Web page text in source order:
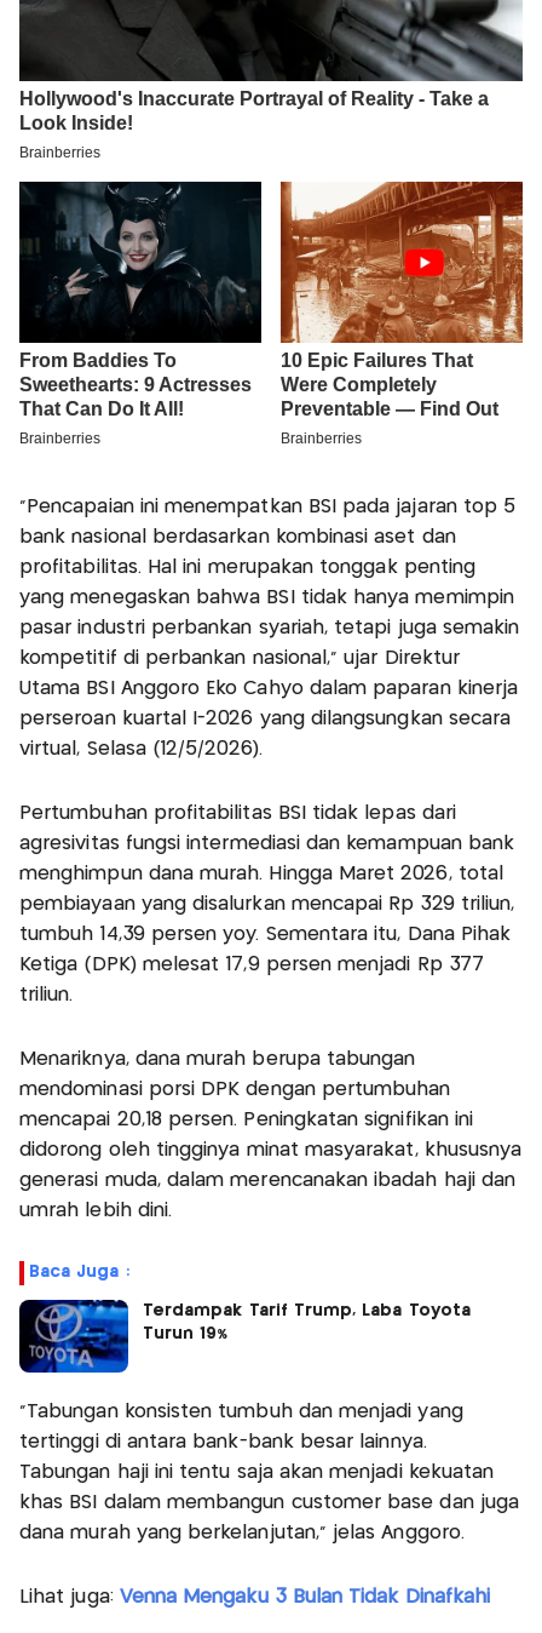
"Pencapaian ini menempatkan BSI pada jajaran top 5
bank nasional berdasarkan kombinasi aset dan
profitabilitas. Hal ini merupakan tonggak penting
yang menegaskan bahwa BSI tidak hanya memimpin
pasar industri perbankan syariah, tetapi juga semakin
kompetitif di perbankan nasional," ujar Direktur
Utama BSI Anggoro Eko Cahyo dalam paparan kinerja
perseroan kuartal I-2026 yang dilangsungkan secara
virtual, Selasa (12/5/2026).
Pertumbuhan profitabilitas BSI tidak lepas dari
agresivitas fungsi intermediasi dan kemampuan bank
menghimpun dana murah. Hingga Maret 2026, total
pembiayaan yang disalurkan mencapai Rp 329 triliun,
tumbuh 14,39 persen yoy. Sementara itu, Dana Pihak
Ketiga (DPK) melesat 17,9 persen menjadi Rp 377
triliun.
Menariknya, dana murah berupa tabungan
mendominasi porsi DPK dengan pertumbuhan
mencapai 20,18 persen. Peningkatan signifikan ini
didorong oleh tingginya minat masyarakat, khususnya
generasi muda, dalam merencanakan ibadah haji dan
umrah lebih dini.
Baca Juga :
Terdampak Tarif Trump, Laba Toyota
Turun 19%
"Tabungan konsisten tumbuh dan menjadi yang
tertinggi di antara bank-bank besar lainnya.
Tabungan haji ini tentu saja akan menjadi kekuatan
khas BSI dalam membangun customer base dan juga
dana murah yang berkelanjutan," jelas Anggoro.
Lihat juga: Venna Mengaku 3 Bulan Tidak Dinafkahi